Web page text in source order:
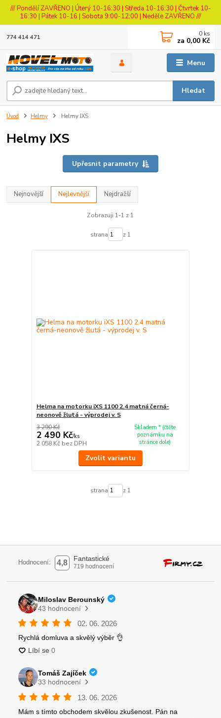
/// Pondělí ZAVŘENO | Úterý 10-16:30 | Středa 10-16:30 | Čtvrtek 10-
16:30 | Pátek 10-16 | Sobota 9:00-12:00 | Neděle ZAVŘENO ///
Menu
Hledat
774 414 471 0 ks
za 0,00 Kč
Úvod Helmy Helmy IXS
Helmy IXS
Upřesnit parametry
Nejnovější Nejlevnější Nejdražší
Zobrazuji 1-1 z 1
strana z 1
Helma na motorku iXS 1100 2.4 matná černá-
neonově žlutá - výprodej v. S
3 290 Kč
2 490 Kč/ks
2 058 Kč bez DPH
Skladem * (čtěte
poznámku na
stránce dole)
Zvolit variantu
strana z 1